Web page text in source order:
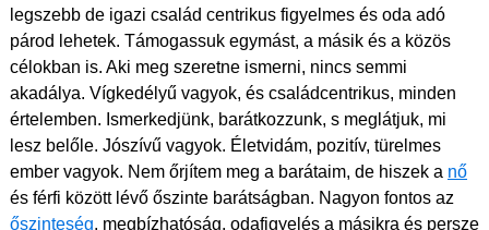
legszebb de igazi család centrikus figyelmes és oda adó
párod lehetek. Támogassuk egymást, a másik és a közös
célokban is. Aki meg szeretne ismerni, nincs semmi
akadálya. Vígkedélyű vagyok, és családcentrikus, minden
értelemben. Ismerkedjünk, barátkozzunk, s meglátjuk, mi
lesz belőle. Jószívű vagyok. Életvidám, pozitív, türelmes
ember vagyok. Nem őrjítem meg a barátaim, de hiszek a nő
és férfi között lévő őszinte barátságban. Nagyon fontos az
őszinteség, megbízhatóság, odafigyelés a másikra és persze